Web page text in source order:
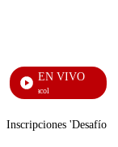
EN VIVO
Caracol
Inscripciones 'Desafío'